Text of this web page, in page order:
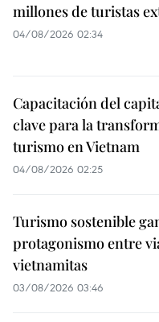
millones de turistas
04/08/2026 02:34
Capacitación del
clave para la
turismo en Vietnam
04/08/2026 02:25
Turismo sostenible
protagonismo entre
vietnamitas
03/08/2026 03:46